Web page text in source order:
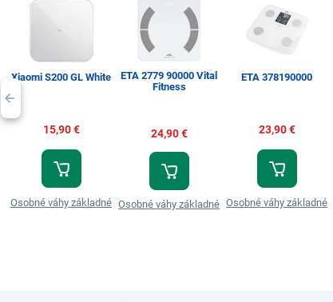
Xiaomi S200 GL White
15,90 €
Osobné váhy základné
ETA 2779 90000 Vital
Fitness
24,90 €
Osobné váhy základné
ETA 378190000
23,90 €
Osobné váhy základné